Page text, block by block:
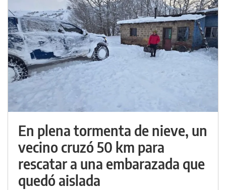
En plena tormenta de nieve, un
vecino cruzó 50 km para
rescatar a una embarazada que
quedó aislada